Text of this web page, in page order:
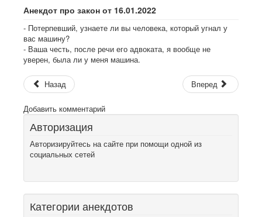
Анекдот про закон от 16.01.2022
- Потерпевший, узнаете ли вы человека, который угнал у
вас машину?
- Ваша честь, после речи его адвоката, я вообще не
уверен, была ли у меня машина.
Назад Вперед
Добавить комментарий
Авторизация
Авторизируйтесь на сайте при помощи одной из
социальных сетей
Категории анекдотов